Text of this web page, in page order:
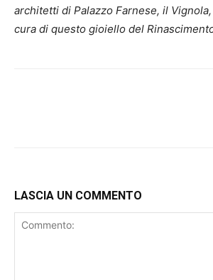
architetti di Palazzo Farnese, il
cura di questo gioiello del
LASCIA UN COMMENTO